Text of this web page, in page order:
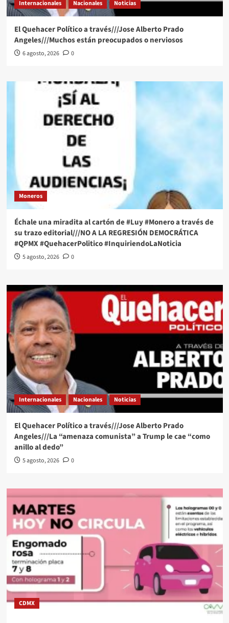
Internacionales Nacionales Noticias
El Quehacer Político a través///Jose Alberto Prado
Angeles///Muchos están preocupados o nerviosos
6 agosto, 2026 0
Moneros
Échale una miradita al cartón de #Luy #Monero a través de
su trazo editorial///NO A LA REGRESIÓN DEMOCRÁTICA
#QPMX #QuehacerPolitico #InquiriendoLaNoticia
5 agosto, 2026 0
Internacionales Nacionales Noticias
El Quehacer Político a través///Jose Alberto Prado
Angeles///La “amenaza comunista” a Trump le cae “como
anillo al dedo”
5 agosto, 2026 0
CDMX